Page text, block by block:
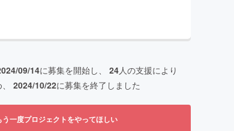
09/14に募集を開始し、 24人の支援により
2024/10/22に募集を終了しました
う一度プロジェクトをやってほしい